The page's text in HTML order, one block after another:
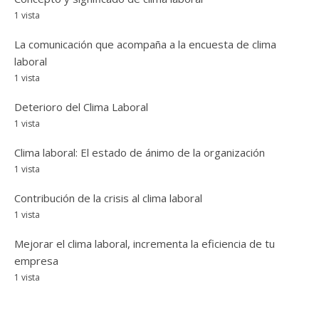
1 vista
La comunicación que acompaña a la encuesta de clima
laboral
1 vista
Deterioro del Clima Laboral
1 vista
Clima laboral: El estado de ánimo de la organización
1 vista
Contribución de la crisis al clima laboral
1 vista
Mejorar el clima laboral, incrementa la eficiencia de tu
empresa
1 vista